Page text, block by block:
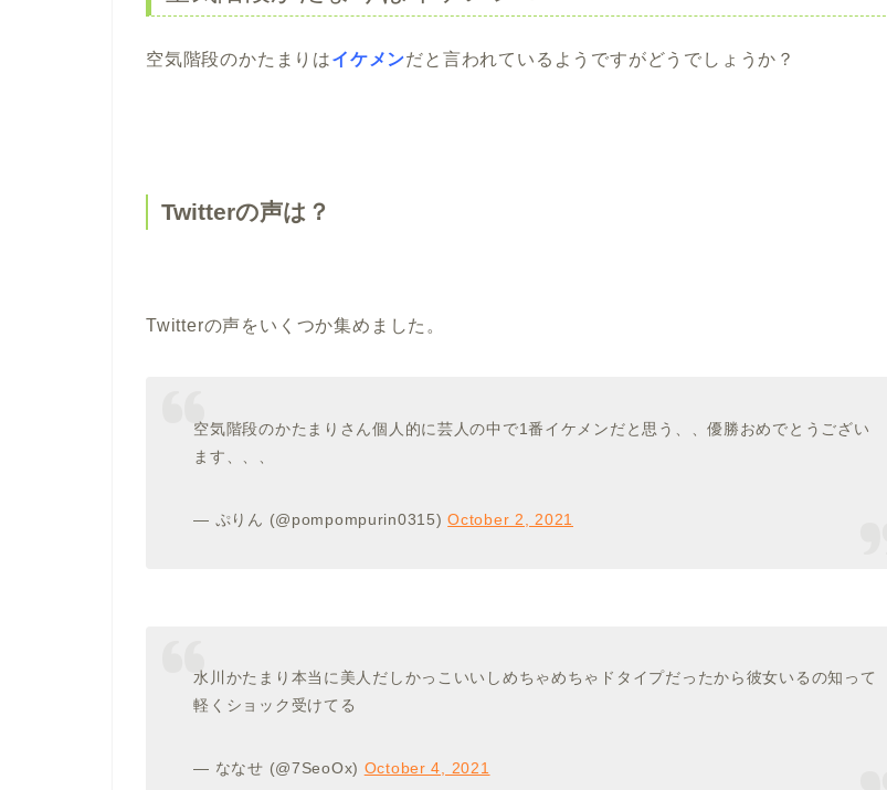
空気階段のかたまりはイケメンだと言われているようですがどうでしょうか？
Twitterの声は？
Twitterの声をいくつか集めました。
空気階段のかたまりさん個人的に芸人の中で1番イケメンだと思う、、優勝おめでとうござい
ます、、、
— ぷりん (@pompompurin0315)October 2, 2021
水川かたまり本当に美人だしかっこいいしめちゃめちゃドタイプだったから彼女いるの知って
軽くショック受けてる
— ななせ (@7SeoOx) October 4, 2021